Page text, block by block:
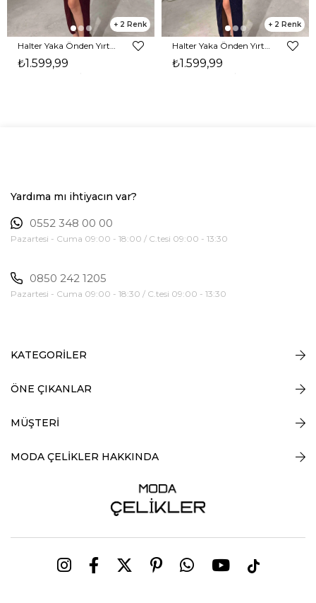
2
Halter Yaka Önden Yırtmaçlı Midi Boy Bordo Hasre Kadın Elbise 26Y502
₺1.599,99
2
Halter Yaka Önden Yırtmaçlı Midi Boy Lacivert Hasre Kadın Elbise 26Y502
₺1.599,99
Yardıma mı ihtiyacın var?
0552 348 00 00
Pazartesi - Cuma 09:00 - 18:00 / C.tesi 09:00 - 13:30
0850 242 1205
Pazartesi - Cuma 09:00 - 18:30 / C.tesi 09:00 - 13:30
KATEGORİLER
ÖNE ÇIKANLAR
MÜŞTERİ
MODA ÇELİKLER HAKKINDA